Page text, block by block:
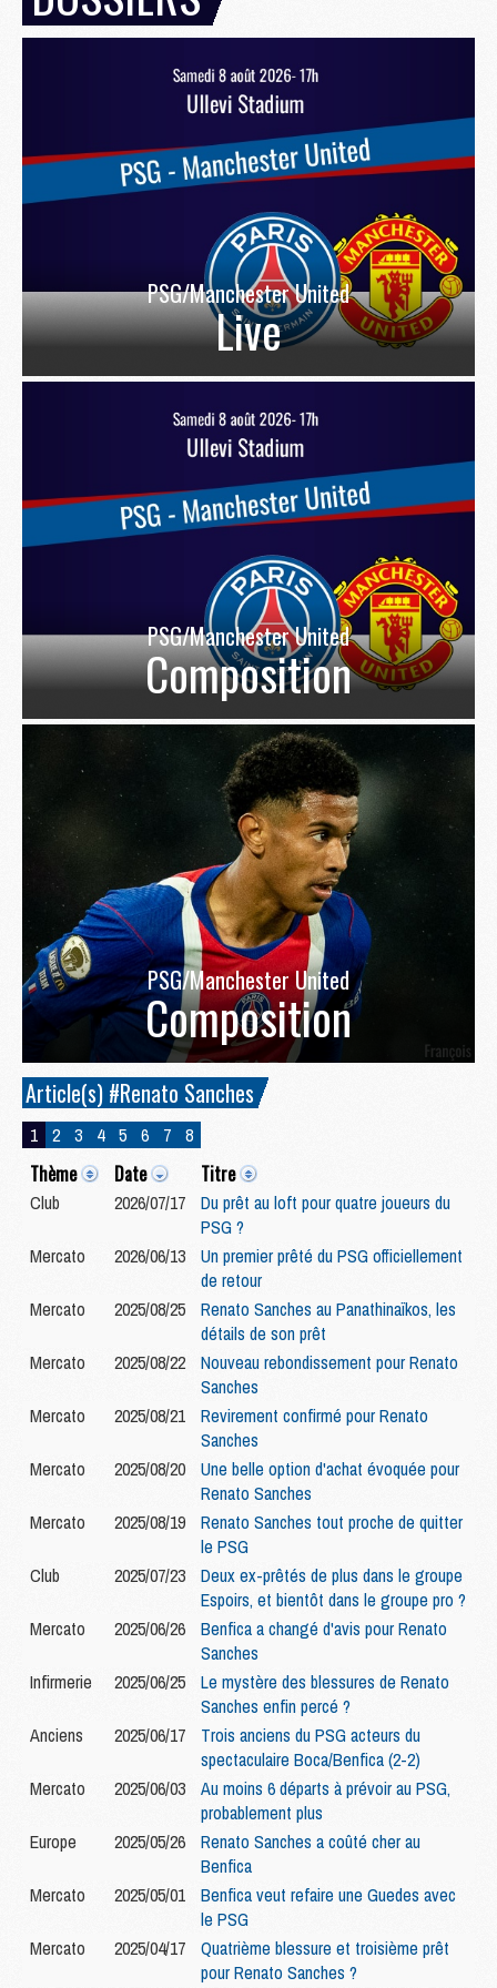
PSG/Manchester United
Live
PSG/Manchester United
Composition
PSG/Manchester United
Composition
Article(s) #Renato Sanches
1 2 3 4 5 6 7 8
Thème Date Titre
Club 2026/07/17
Du prêt au loft pour quatre joueurs du
PSG ?
Mercato
2026/06/13
Un premier prêté du PSG officiellement
de retour
Mercato
2025/08/25
Renato Sanches au Panathinaïkos, les
détails de son prêt
Mercato
2025/08/22
Nouveau rebondissement pour Renato
Sanches
Mercato
2025/08/21
Revirement confirmé pour Renato
Sanches
Mercato
2025/08/20
Une belle option d'achat évoquée pour
Renato Sanches
Mercato
2025/08/19
Renato Sanches tout proche de quitter
le PSG
Club
2025/07/23
Deux ex-prêtés de plus dans le groupe
Espoirs, et bientôt dans le groupe pro ?
Mercato
2025/06/26
Benfica a changé d'avis pour Renato
Sanches
Infirmerie
2025/06/25
Le mystère des blessures de Renato
Sanches enfin percé ?
Anciens
2025/06/17
Trois anciens du PSG acteurs du
spectaculaire Boca/Benfica (2-2)
Mercato
2025/06/03
Au moins 6 départs à prévoir au PSG,
probablement plus
Europe
2025/05/26
Renato Sanches a coûté cher au
Benfica
Mercato
2025/05/01
Benfica veut refaire une Guedes avec
le PSG
Mercato
2025/04/17
Quatrième blessure et troisième prêt
pour Renato Sanches ?